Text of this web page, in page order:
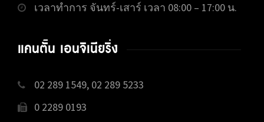
เวลาทำการ จันทร์-เสาร์ เวลา 08:00 – 17:00 น.
แคนตั้น เอนจิเนียริ่ง
02 289 1549, 02 289 5233
0 2289 0193